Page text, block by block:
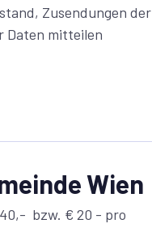
Zusendungen der
Daten mitteilen
Wien
bzw. € 20 - pro